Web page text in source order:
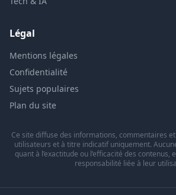
Légal
Mentions légales
Confidentialité
Sujets populaires
Plan du site
Ce site diffuse des informations, commentaires
utilisateurs et à titre indicatif uniquement.
quant à l’exactitude ou l’efficacité des contenus,
responsabilité liée à leur